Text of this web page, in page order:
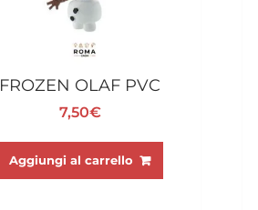
FROZEN OLAF PVC
7,50€
Aggiungi al carrello